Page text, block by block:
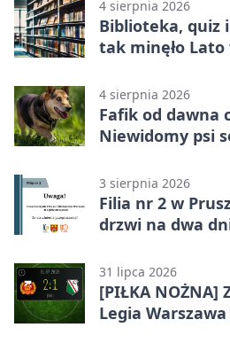
4 sierpnia 2026
Biblioteka, quiz
tak minęło Lato
4 sierpnia 2026
Fafik od dawna
Niewidomy psi
3 sierpnia 2026
Filia nr 2 w
drzwi na dwa
31 lipca 2026
[PIŁKA NOŻNA]
Legia